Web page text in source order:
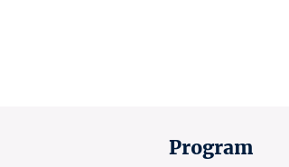
Program